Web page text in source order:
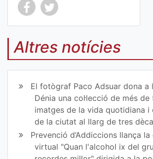
Co
mp
art
ir
en
Fa
ce
bo
Co
mp
art
ir
en
Tw
itt
er
Altres notícies
El fotògraf Paco Adsuar dona a
Dénia una col·lecció de més
imatges de la vida quotidiana i
de la ciutat al llarg de tres
Prevenció d’Addiccions llança
virtual "Quan l'alcohol ix del